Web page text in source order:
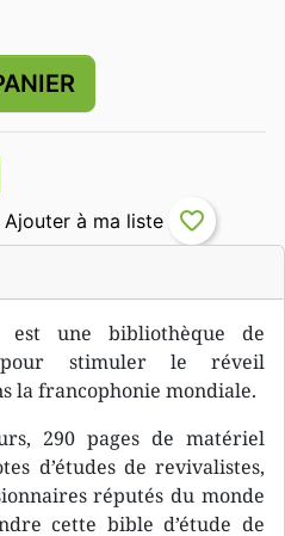
est une bibliothèque de
pour stimuler le réveil
la francophonie mondiale.
290 pages de matériel
d’études de revivalistes,
réputés du monde
cette bible d’étude de
favorite_border